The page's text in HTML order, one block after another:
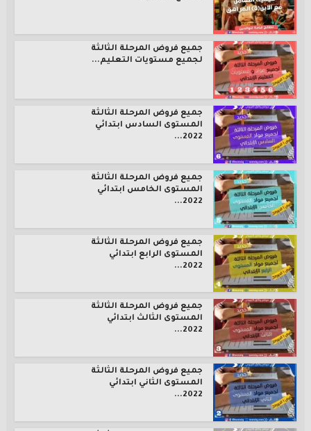
جميع فروض المرحلة الثالثة
لجميع مستويات التعليم...
جميع فروض المرحلة الثالثة
المستوى السادس ابتدائي
2022...
جميع فروض المرحلة الثالثة
المستوى الخامس ابتدائي
2022...
جميع فروض المرحلة الثالثة
المستوى الرابع ابتدائي
2022...
جميع فروض المرحلة الثالثة
المستوى الثالث ابتدائي
2022...
جميع فروض المرحلة الثالثة
المستوى الثاني ابتدائي
2022...